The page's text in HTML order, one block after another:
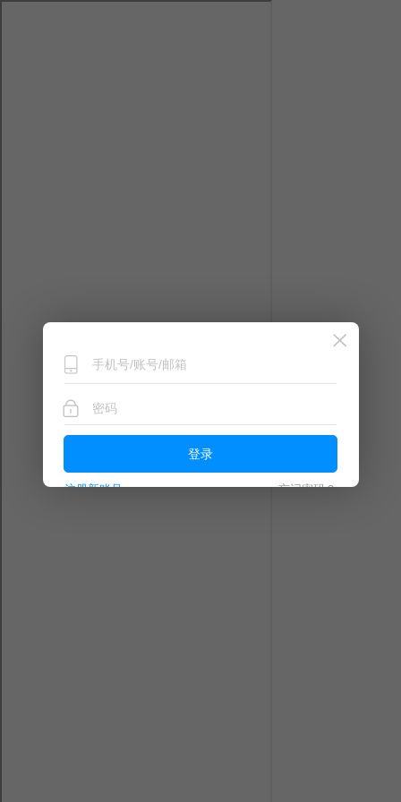
登录
注册新账号 忘记密码？